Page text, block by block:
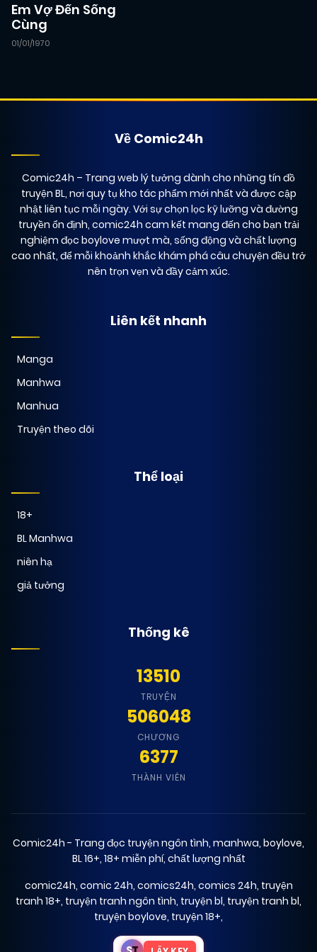
Chapter 6 13/03/2026
Chapter 2 (VIP) 25/02/2026
16/02/2026
07/02/2026
Em Vợ Đến Sống
Cùng
01/01/1970
Về Comic24h
Comic24h – Trang web lý tưởng dành cho những tín đồ
truyện BL, nơi quy tụ kho tác phẩm mới nhất và được cập
nhật liên tục mỗi ngày. Với sự chọn lọc kỹ lưỡng và đường
truyền ổn định, comic24h cam kết mang đến cho bạn trải
nghiệm đọc boylove mượt mà, sống động và chất lượng
cao nhất, để mỗi khoảnh khắc khám phá câu chuyện đều trở
nên trọn vẹn và đầy cảm xúc.
Liên kết nhanh
Manga
Manhwa
Manhua
Truyện theo dõi
Thể loại
18+
BL Manhwa
niên hạ
giả tưởng
Thống kê
13510
TRUYỆN
506048
CHƯƠNG
6377
THÀNH VIÊN
Comic24h - Trang đọc truyện ngôn tình, manhwa, boylove,
BL 16+, 18+ miễn phí, chất lượng nhất
comic24h, comic 24h, comics24h, comics 24h, truyện
tranh 18+, truyện tranh ngôn tình, truyện bl, truyện tranh bl,
truyện boylove, truyện 18+,